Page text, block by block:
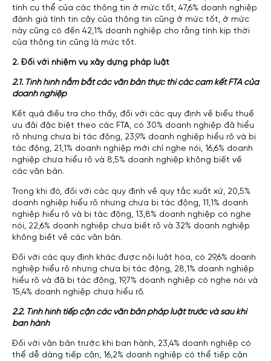
tính cụ thể của các thông tin ở mức tốt, 47,6% doanh nghiệp
đánh giá tính tin cậy của thông tin cũng ở mức tốt, ở mức
này cũng có đến 42,1% doanh nghiệp cho rằng tính kịp thời
của thông tin cũng là mức tốt.
2. Đối với nhiệm vụ xây dựng pháp luật
2.1. Tình hình nắm bắt các văn bản thực thi các cam kết FTA của
doanh nghiệp
Kết quả điều tra cho thấy, đối với các quy định về biểu thuế
ưu đãi đặc biệt theo các FTA, có 30% doanh nghiệp đã hiểu
rõ nhưng chưa bị tác động, 23,9% doanh nghiệp hiểu rõ và bị
tác động, 21,1% doanh nghiệp mới chỉ nghe nói, 16,6% doanh
nghiệp chưa hiểu rõ và 8,5% doanh nghiệp không biết về
các văn bản.
Trong khi đó, đối với các quy định về quy tắc xuất xứ, 20,5%
doanh nghiệp hiểu rõ nhưng chưa bị tác động, 11,1% doanh
nghiệp hiểu rõ và bị tác động, 13,8% doanh nghiệp có nghe
nói, 22,6% doanh nghiệp chưa biết rõ và 32% doanh nghiệp
không biết về các văn bản.
Đối với các quy định khác được nội luật hóa, có 29,6% doanh
nghiệp hiểu rõ nhưng chưa bị tác động, 28,1% doanh nghiệp
hiểu rõ và đã bị tác động, 19,7% doanh nghiệp có nghe nói và
15,4% doanh nghiệp chưa hiểu rõ.
2.2. Tình hình tiếp cận các văn bản pháp luật trước và sau khi
ban hành
Đối với văn bản trước khi ban hành, 23,4% doanh nghiệp có
thể dễ dàng tiếp cận, 16,2% doanh nghiệp có thể tiếp cận